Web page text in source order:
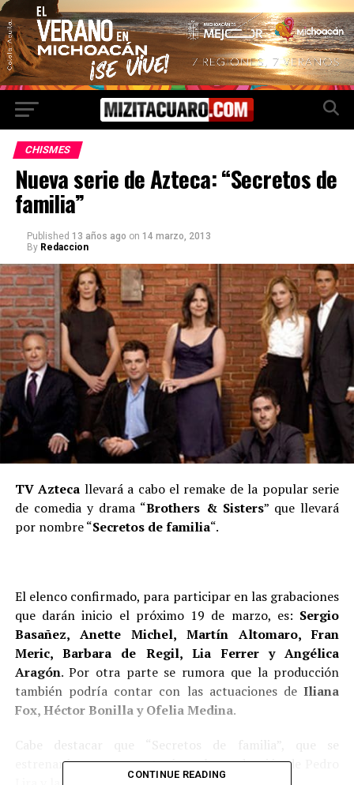
CHISMES
Nueva serie de Azteca: “Secretos de
familia”
Published 13 años ago on 14 marzo, 2013
By Redaccion
TV Azteca llevará a cabo el remake de la popular serie
de comedia y drama “Brothers & Sisters” que llevará
por nombre “Secretos de familia“.
El elenco confirmado, para participar en las grabaciones
que darán inicio el próximo 19 de marzo, es: Sergio
Basañez, Anette Michel, Martín Altomaro, Fran
Meric, Barbara de Regil, Lia Ferrer y Angélica
Aragón. Por otra parte se rumora que la producción
también podría contar con las actuaciones deIliana
Fox, Héctor Bonilla y Ofelia Medina.
Cabe destacar que “Secretos de familia”, que se
estrenará en mayo, contará con la producción de Pedro
CONTINUE READING